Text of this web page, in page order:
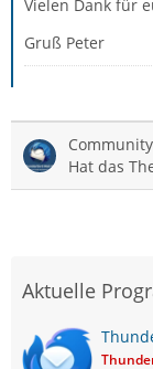
Vielen Dank für
Gruß Peter
Hat das
Aktuelle